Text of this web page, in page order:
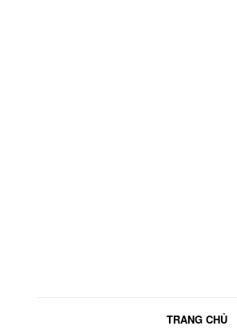
TRANG CHỦ